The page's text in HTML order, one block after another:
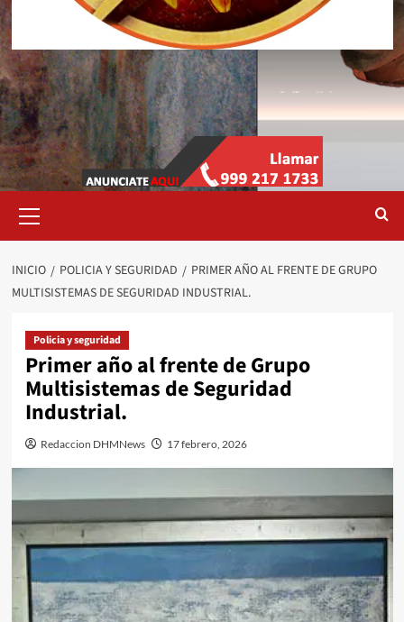
primario
INICIO POLICIA Y SEGURIDAD
PRIMER AÑO AL FRENTE DE GRUPO
MULTISISTEMAS DE SEGURIDAD INDUSTRIAL.
Policia y seguridad
Primer año al frente de Grupo
Multisistemas de Seguridad
Industrial.
Redaccion DHMNews 17 febrero, 2026